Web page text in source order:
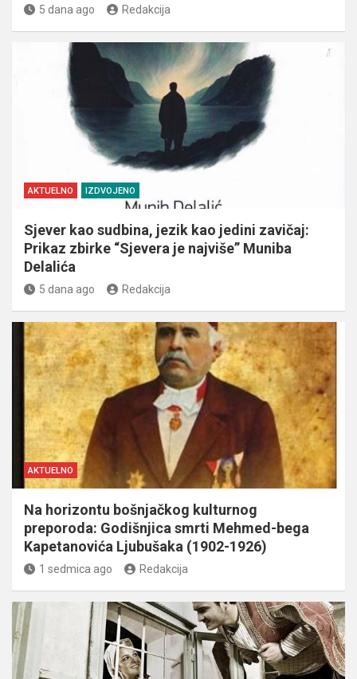
5 dana ago Redakcija
AKTUELNO IZDVOJENO
Sjever kao sudbina, jezik kao jedini zavičaj:
Prikaz zbirke “Sjevera je najviše” Muniba
Delalića
5 dana ago Redakcija
AKTUELNO
Na horizontu bošnjačkog kulturnog
preporoda: Godišnjica smrti Mehmed-bega
Kapetanovića Ljubušaka (1902-1926)
1 sedmica ago Redakcija